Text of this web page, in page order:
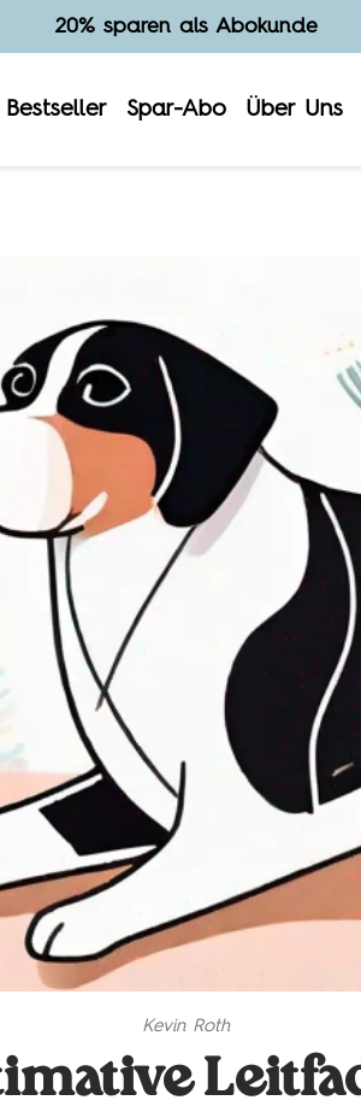
Hergestellt in Deutschland
Bestseller Spar-Abo Über Uns
Kevin Roth